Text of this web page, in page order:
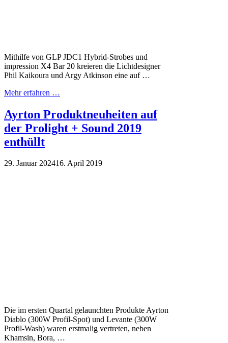
Mithilfe von GLP JDC1 Hybrid-Strobes und
impression X4 Bar 20 kreieren die Lichtdesigner
Phil Kaikoura und Argy Atkinson eine auf …
Mehr erfahren …
Ayrton Produktneuheiten auf
der Prolight + Sound 2019
enthüllt
29. Januar 202416. April 2019
Die im ersten Quartal gelaunchten Produkte Ayrton
Diablo (300W Profil-Spot) und Levante (300W
Profil-Wash) waren erstmalig vertreten, neben
Khamsin, Bora, …